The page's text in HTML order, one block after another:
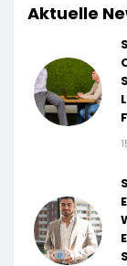
Aktuelle